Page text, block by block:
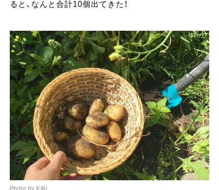
ると、なんと合計10個出てきた！
Photo by KiKi